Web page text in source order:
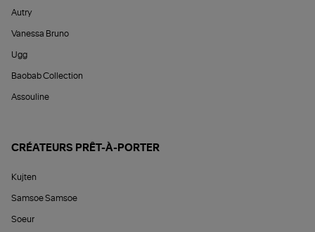
Autry
Vanessa Bruno
Ugg
Baobab Collection
Assouline
CRÉATEURS PRÊT-À-PORTER
Kujten
Samsoe Samsoe
Soeur